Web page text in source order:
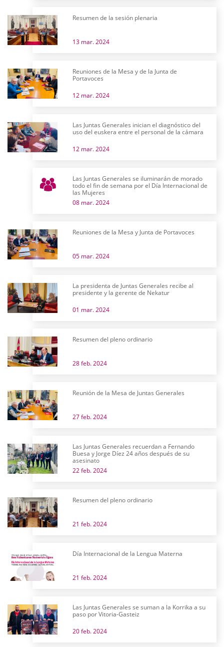
Resumen de la sesión plenaria
13 mar. 2024
Reuniones de la Mesa y de la Junta de
Portavoces
12 mar. 2024
Las Juntas Generales inician el diagnóstico del
uso del euskera entre el personal de la cámara
12 mar. 2024
Las Juntas Generales se iluminarán de morado
todo el fin de semana por el Día Internacional de
las Mujeres
08 mar. 2024
Reuniones de la Mesa y Junta de Portavoces
05 mar. 2024
La presidenta de Juntas Generales recibe al
presidente y la gerente de Nekatur
01 mar. 2024
Resumen del pleno ordinario
28 feb. 2024
Reunión de la Mesa de Juntas Generales
27 feb. 2024
Las Juntas Generales recuerdan a Fernando
Buesa y Jorge Díez 24 años después de su
asesinato
22 feb. 2024
Resumen del pleno ordinario
21 feb. 2024
Día Internacional de la Lengua Materna
21 feb. 2024
Las Juntas Generales se suman a la Korrika a su
paso por Vitoria-Gasteiz
20 feb. 2024